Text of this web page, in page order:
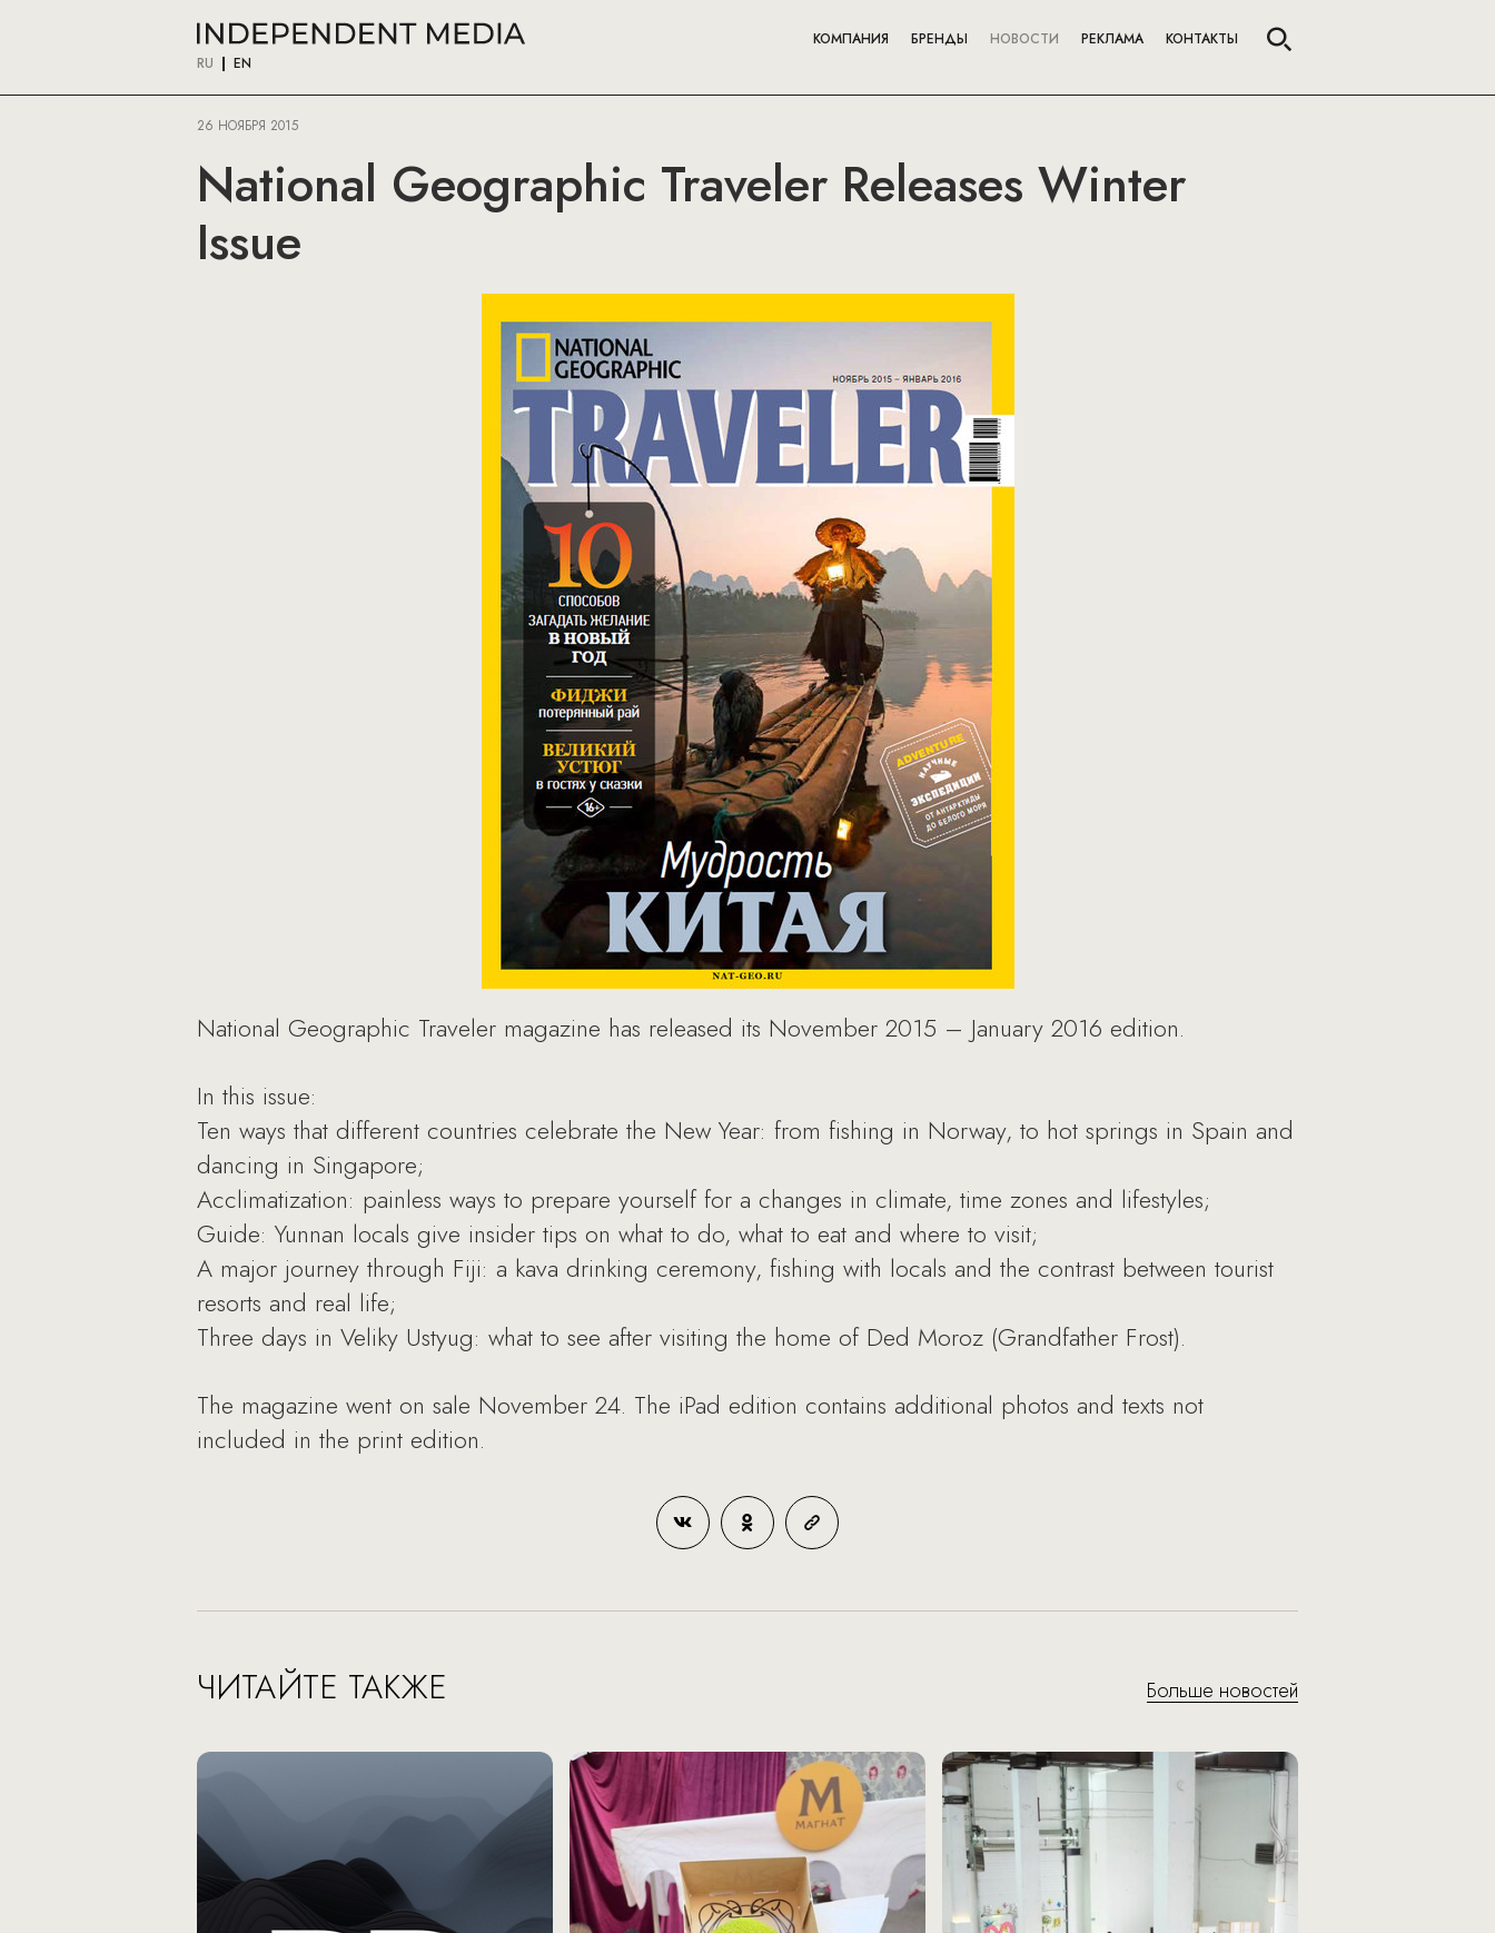
RU EN
КОМПАНИЯ БРЕНДЫ НОВОСТИ РЕКЛАМА КОНТАКТЫ
26 НОЯБРЯ 2015
National Geographic Traveler Releases Winter
Issue
National Geographic Traveler magazine has released its November 2015 – January 2016 edition.
In this issue:
Ten ways that different countries celebrate the New Year: from fishing in Norway, to hot springs in Spain and
dancing in Singapore;
Acclimatization: painless ways to prepare yourself for a changes in climate, time zones and lifestyles;
Guide: Yunnan locals give insider tips on what to do, what to eat and where to visit;
A major journey through Fiji: a kava drinking ceremony, fishing with locals and the contrast between tourist
resorts and real life;
Three days in Veliky Ustyug: what to see after visiting the home of Ded Moroz (Grandfather Frost).
The magazine went on sale November 24. The iPad edition contains additional photos and texts not
included in the print edition.
ЧИТАЙТЕ ТАКЖЕ Больше новостей